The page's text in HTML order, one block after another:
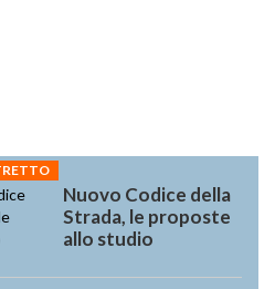
Nuovo Codice della
Strada, le proposte
allo studio